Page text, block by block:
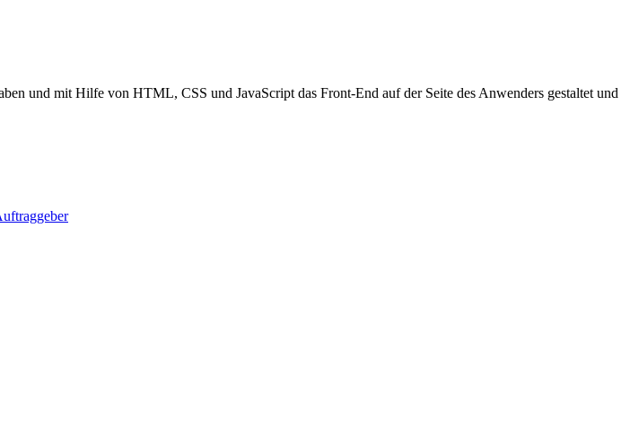
und mit Hilfe von HTML, CSS und JavaScript das Front-End auf der Seite des Anwenders gestaltet und